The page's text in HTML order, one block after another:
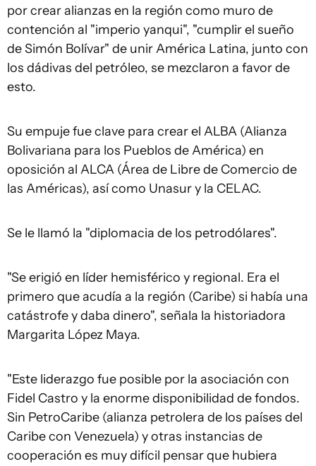
por crear alianzas en la región como muro de
contención al "imperio yanqui", "cumplir el sueño
de Simón Bolívar" de unir América Latina, junto con
los dádivas del petróleo, se mezclaron a favor de
esto.
Su empuje fue clave para crear el ALBA (Alianza
Bolivariana para los Pueblos de América) en
oposición al ALCA (Área de Libre de Comercio de
las Américas), así como Unasur y la CELAC.
Se le llamó la "diplomacia de los petrodólares".
"Se erigió en líder hemisférico y regional. Era el
primero que acudía a la región (Caribe) si había una
catástrofe y daba dinero", señala la historiadora
Margarita López Maya.
"Este liderazgo fue posible por la asociación con
Fidel Castro y la enorme disponibilidad de fondos.
Sin PetroCaribe (alianza petrolera de los países del
Caribe con Venezuela) y otras instancias de
cooperación es muy difícil pensar que hubiera